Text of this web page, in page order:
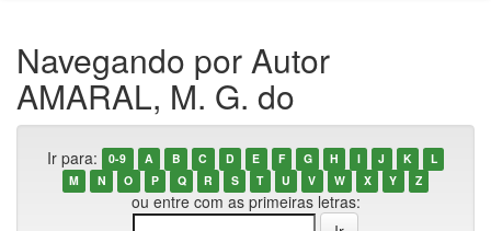
Navegando por Autor
AMARAL, M. G. do
Ir para: 0-9 A B C D E F G H I J K
L
M
N O P Q R S T U V W X Y Z
ou entre com as primeiras letras: